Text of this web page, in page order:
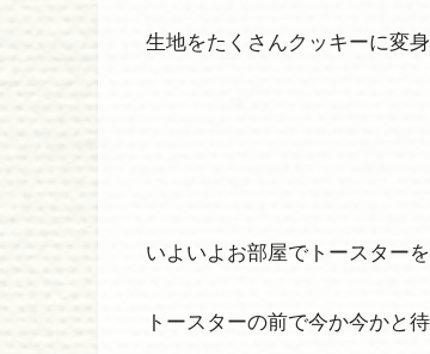
生地をたくさんクッキーに変
いよいよお部屋でトースター
トースターの前で今か今かと